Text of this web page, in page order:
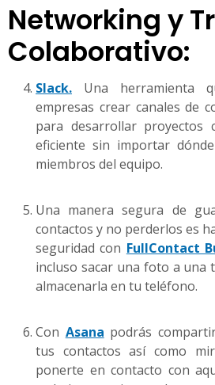
Networking y
Colaborativo:
Slack. Una herramienta
empresas crear canales de
para desarrollar proyectos
eficiente sin importar
miembros del equipo.
Una manera segura de
contactos y no perderlos es
seguridad con FullContact
incluso sacar una foto a una
almacenarla en tu teléfono.
Con Asana podrás
tus contactos así como
ponerte en contacto con